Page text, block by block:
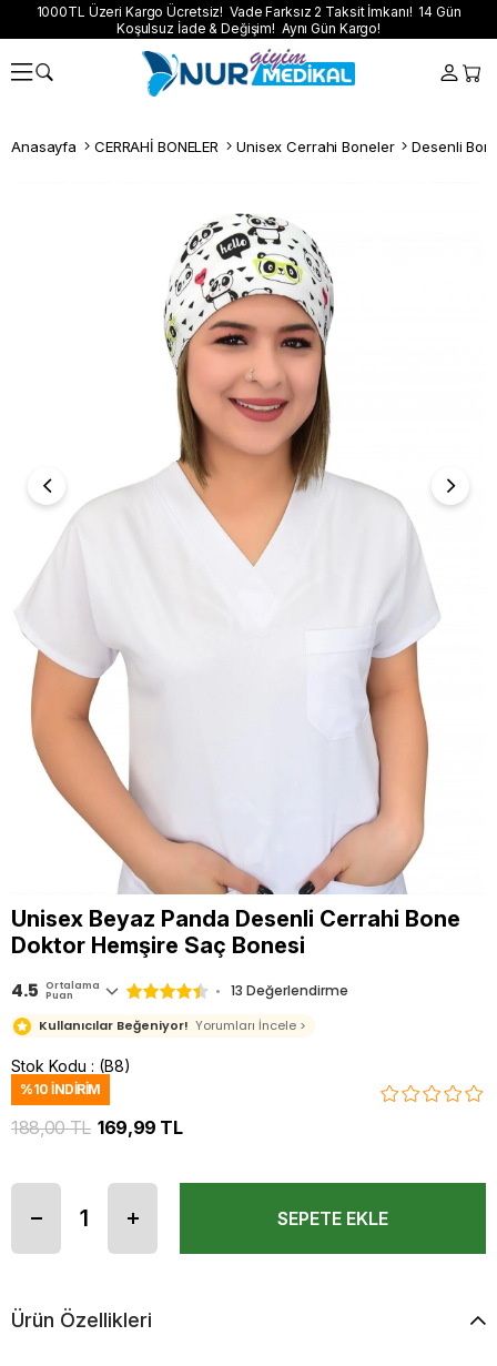
1000TL Üzeri Kargo Ücretsiz! Vade Farksız 2 Taksit İmkanı! 14 Gün
Koşulsuz İade & Değişim! Aynı Gün Kargo!
Anasayfa CERRAHİ BONELER Unisex Cerrahi Boneler Desenli
Unisex Beyaz Panda Desenli Cerrahi Bone
Doktor Hemşire Saç Bonesi
4.5 Ortalama
Puan 13 Değerlendirme
Kullanıcılar Beğeniyor! Yorumları İncele >
Stok Kodu (B8)
%10 İNDIRIM
188,00 TL 169,99 TL
Ürün Özellikleri